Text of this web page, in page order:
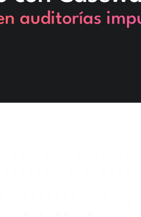
auditorías